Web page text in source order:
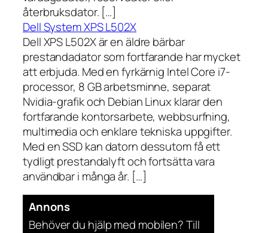
återbruksdator. […]
Dell System XPS L502X
Dell XPS L502X är en äldre bärbar
prestandadator som fortfarande har mycket
att erbjuda. Med en fyrkärnig Intel Core i7-
processor, 8 GB arbetsminne, separat
Nvidia-grafik och Debian Linux klarar den
fortfarande kontorsarbete, webbsurfning,
multimedia och enklare tekniska uppgifter.
Med en SSD kan datorn dessutom få ett
tydligt prestandalyft och fortsätta vara
användbar i många år. […]
Annons
Behöver du hjälp med mobilen? Till